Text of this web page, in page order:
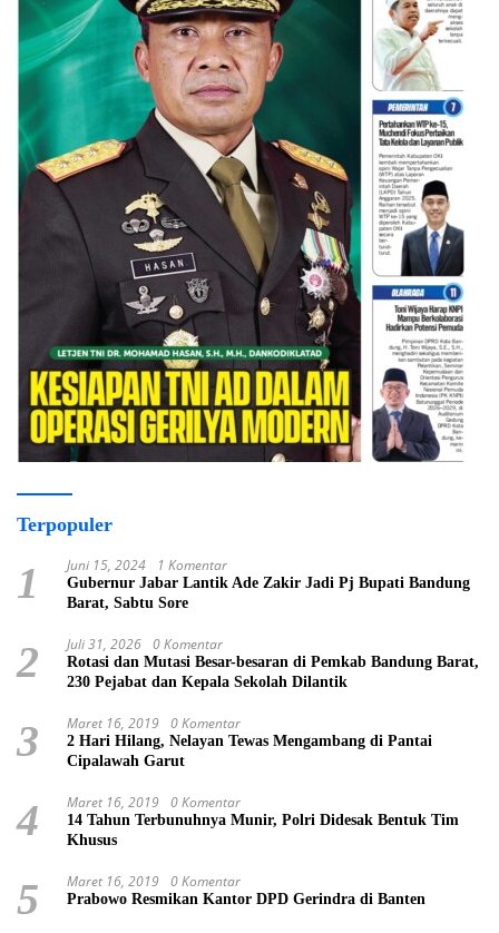
Terpopuler
1 Juni 15, 2024 1 Komentar
Gubernur Jabar Lantik Ade Zakir Jadi Pj Bupati Bandung
Barat, Sabtu Sore
2 Juli 31, 2026 0 Komentar
Rotasi dan Mutasi Besar-besaran di Pemkab Bandung Barat,
230 Pejabat dan Kepala Sekolah Dilantik
3 Maret 16, 2019 0 Komentar
2 Hari Hilang, Nelayan Tewas Mengambang di Pantai
Cipalawah Garut
4 Maret 16, 2019 0 Komentar
14 Tahun Terbunuhnya Munir, Polri Didesak Bentuk Tim
Khusus
5 Maret 16, 2019 0 Komentar
Prabowo Resmikan Kantor DPD Gerindra di Banten